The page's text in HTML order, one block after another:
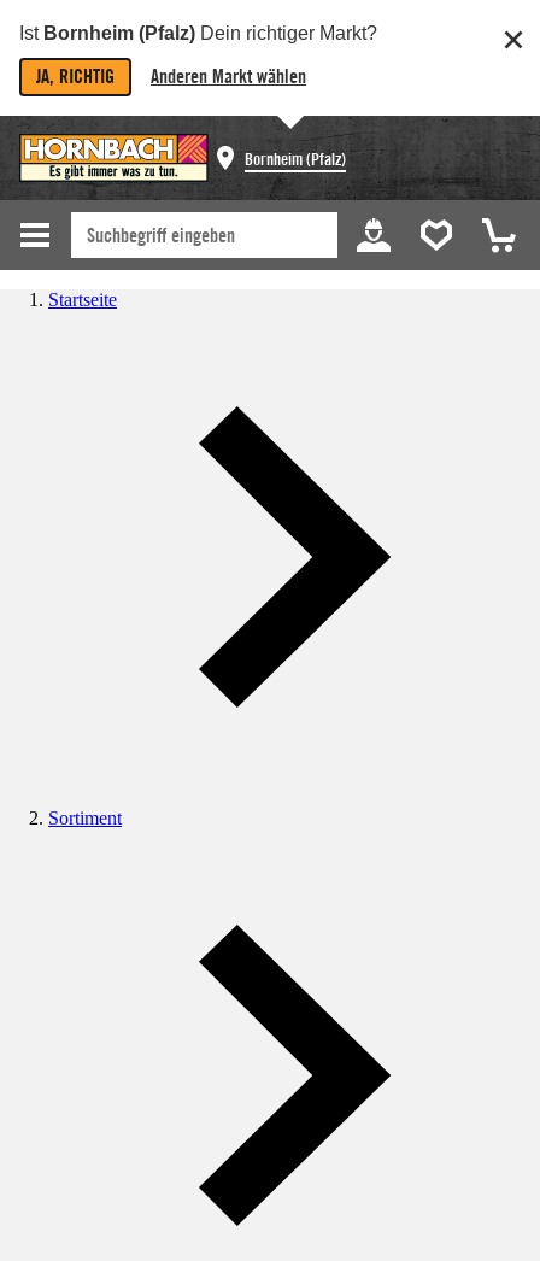
Ist Bornheim (Pfalz) Dein richtiger Markt?
JA, RICHTIG Anderen Markt wählen
Bornheim (Pfalz)
Startseite
Sortiment